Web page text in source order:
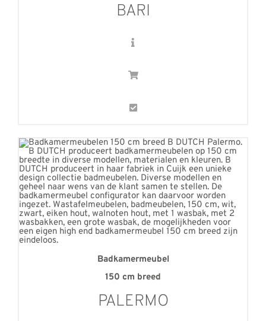
BARI
Badkamermeubel
150 cm breed
PALERMO